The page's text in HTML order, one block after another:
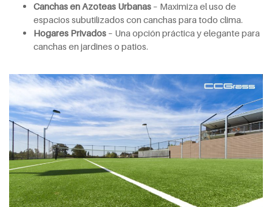
Canchas en Azoteas Urbanas – Maximiza el uso de
espacios subutilizados con canchas para todo clima.
Hogares Privados – Una opción práctica y elegante para
canchas en jardines o patios.